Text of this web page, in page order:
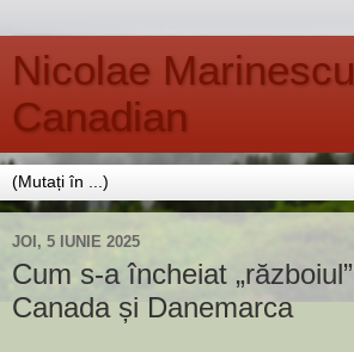
Nicolae
Canadian
JOI, 5 IUNIE 2025
Cum s-a încheiat
Canada și Danemarca